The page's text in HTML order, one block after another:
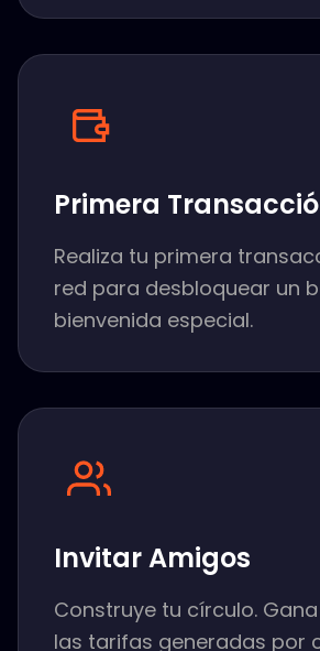
Primera
Realiza tu primera
red para desbloquear un
bienvenida especial.
Invitar Amigos
Construye tu círculo. Gana
las tarifas generadas por